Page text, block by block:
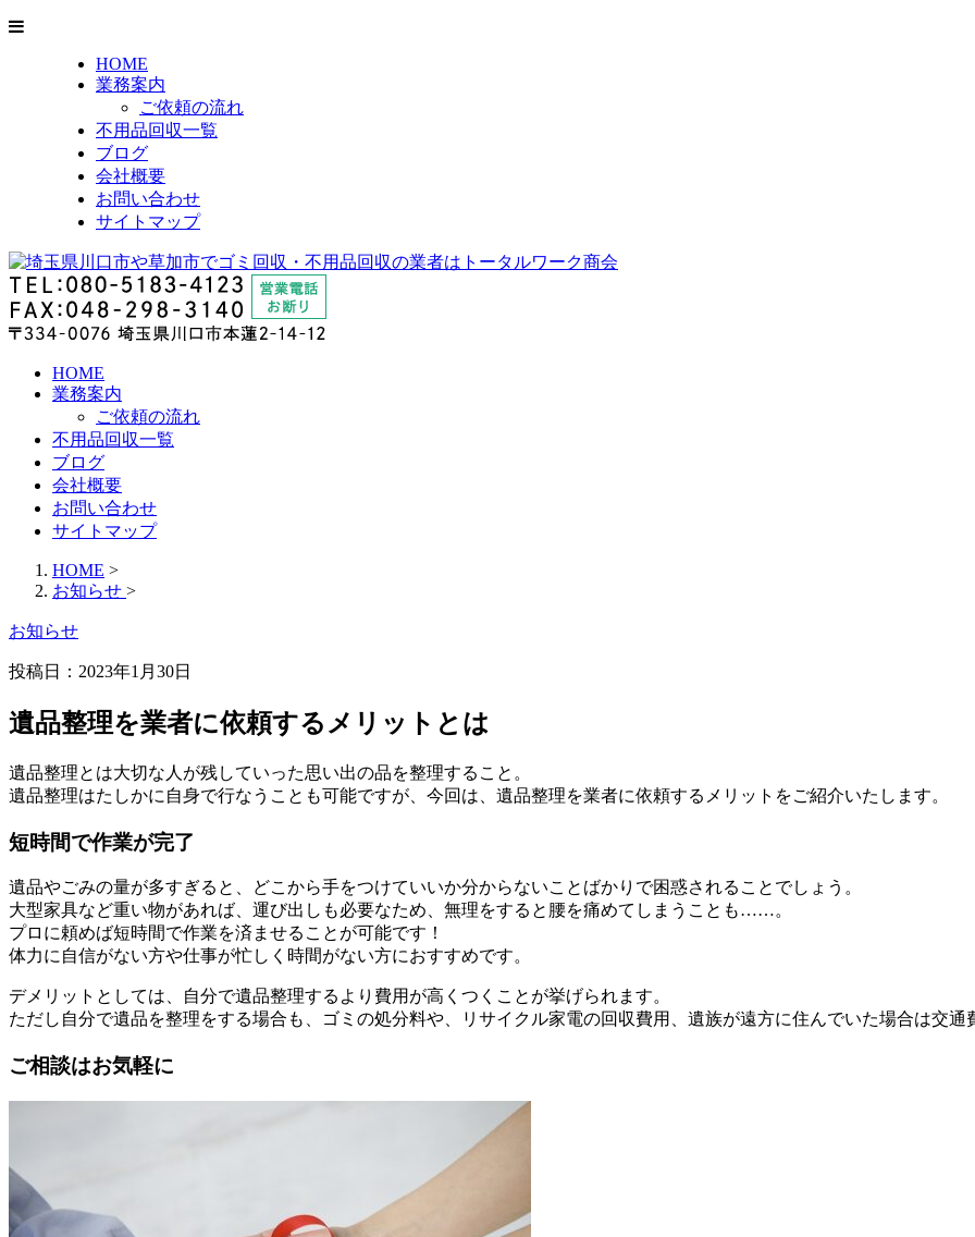
HOME
業務案内
ご依頼の流れ
不用品回収一覧
ブログ
会社概要
お問い合わせ
サイトマップ
HOME
業務案内
ご依頼の流れ
不用品回収一覧
ブログ
会社概要
お問い合わせ
サイトマップ
HOME >
お知らせ >
お知らせ
投稿日：2023年1月30日
遺品整理を業者に依頼するメリットとは
遺品整理とは大切な人が残していった思い出の品を整理すること。
遺品整理はたしかに自身で行なうことも可能ですが、今回は、遺品整理を業者に依頼するメリットをご紹介いたします。
短時間で作業が完了
遺品やごみの量が多すぎると、どこから手をつけていいか分からないことばかりで困惑されることでしょう。
大型家具など重い物があれば、運び出しも必要なため、無理をすると腰を痛めてしまうことも……。
プロに頼めば短時間で作業を済ませることが可能です！
体力に自信がない方や仕事が忙しく時間がない方におすすめです。
デメリットとしては、自分で遺品整理するより費用が高くつくことが挙げられます。
ただし自分で遺品を整理をする場合も、ゴミの処分料や、リサイクル家電の回収費用、遺族が遠方に住んでいた場合は交通
ご相談はお気軽に